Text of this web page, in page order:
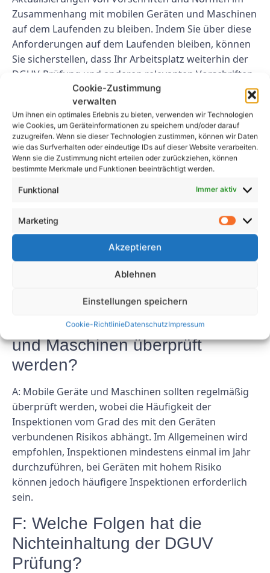
Cookie-Zustimmung
verwalten
Um ihnen ein optimales Erlebnis zu bieten, verwenden wir Technologien
wie Cookies, um Geräteinformationen zu speichern und/oder darauf
zuzugreifen. Wenn sie dieser Technologien zustimmen, können wir Daten
wie das Surfverhalten oder eindeutige IDs auf dieser Website verarbeiten.
Wenn sie die Zustimmung nicht erteilen oder zurückziehen, können
bestimmte Merkmale und Funktionen beeinträchtigt werden.
Funktional Immer aktiv
Marketing
Akzeptieren
Ablehnen
Einstellungen speichern
Cookie-RichtlinieDatenschutzImpressum
Zusammenhang mit mobilen Geräten und Maschinen
auf dem Laufenden zu bleiben. Indem Sie über diese
Anforderungen auf dem Laufenden bleiben, können
Sie sicherstellen, dass Ihr Arbeitsplatz weiterhin der
DGUV-Prüfung und anderen relevanten Vorschriften
Abschluss
Die Einhaltung der DGUV-Prüfung für
ortsveränderliche Geräte ist für die
Aufrechterhaltung einer sicheren Arbeitsumgebung
unerlässlich. Durch die Befolgung der in diesem
Unternehmen die mit mobilen Geräten und
Maschinen verbundenen Risiken effektiv bewältigen
und sicherstellen, dass sie die erforderlichen
Sicherheitsstandards und -vorschriften einhalten.
F: Wie oft sollten mobile Geräte
und Maschinen überprüft
werden?
A: Mobile Geräte und Maschinen sollten regelmäßig
überprüft werden, wobei die Häufigkeit der
Inspektionen vom Grad des mit den Geräten
verbundenen Risikos abhängt. Im Allgemeinen wird
empfohlen, Inspektionen mindestens einmal im Jahr
durchzuführen, bei Geräten mit hohem Risiko
können jedoch häufigere Inspektionen erforderlich
sein.
F: Welche Folgen hat die
Nichteinhaltung der DGUV
Prüfung?